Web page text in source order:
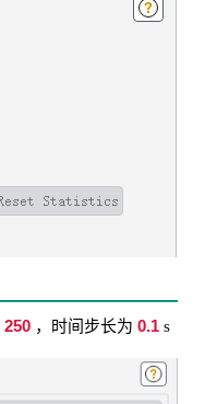
250 ，时间步长为 0.1 s